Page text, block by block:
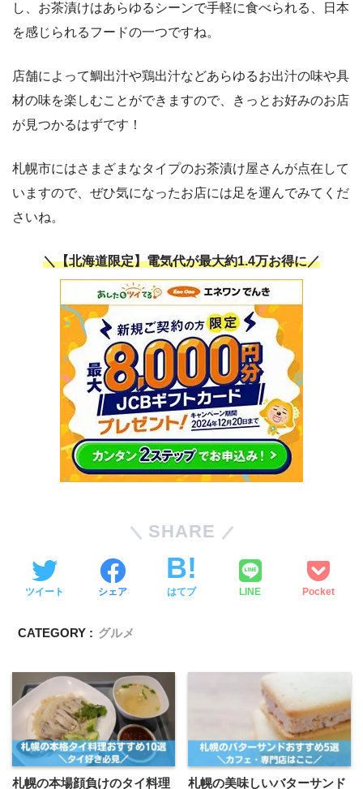
し、お茶漬けはあらゆるシーンで手軽に食べられる、日本
を感じられるフードの一つですね。
店舗によって鯛出汁や鶏出汁などあらゆるお出汁の味や具
材の味を楽しむことができますので、きっとお好みのお店
が見つかるはずです！
札幌市にはさまざまなタイプのお茶漬け屋さんが点在して
いますので、ぜひ気になったお店には足を運んでみてくだ
さいね。
＼【北海道限定】電気代が最大約1.4万お得に／
SHARE
ツイート シェア はてブ LINE Pocket
CATEGORY : グルメ
札幌の本場顔負けのタイ料理 札幌の美味しいバターサンド